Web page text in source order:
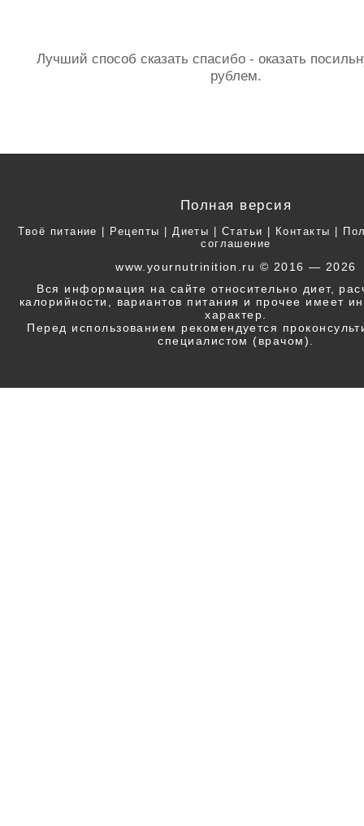
Лучший способ сказать спасибо - оказать
рублем.
Полная версия
Твоё питание | Рецепты | Диеты | Статьи | Контакты |
соглашение
www.yournutrinition.ru © 2016 — 2026
Вся информация на сайте относительно диет,
калорийности, вариантов питания и прочее имеет
характер.
Перед использованием рекомендуется
специалистом (врачом).